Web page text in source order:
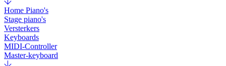
Home Piano's
Stage piano's
Versterkers
Keyboards
MIDI-Controller
Master-keyboard